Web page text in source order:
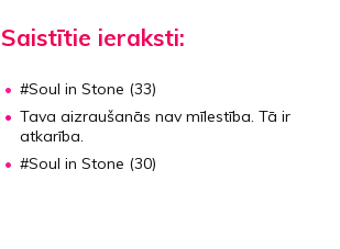
Saistītie ieraksti:
#Soul in Stone (33)
Tava aizraušanās nav mīlestība. Tā ir
atkarība.
#Soul in Stone (30)